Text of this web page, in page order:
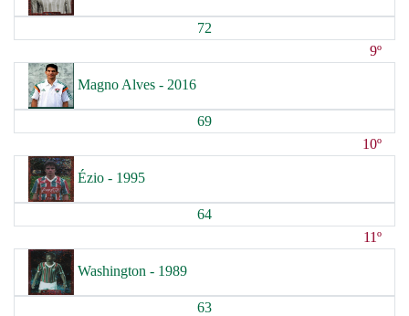
72
9º
Magno Alves - 2016
69
10º
Ézio - 1995
64
11º
Washington - 1989
63